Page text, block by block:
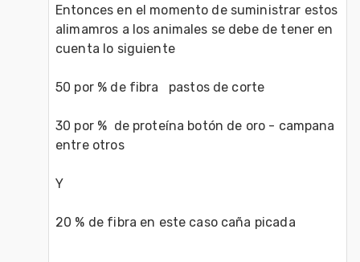
Entonces en el momento de suministrar estos
alimamros a los animales se debe de tener en
cuenta lo siguiente
50 por % de fibra   pastos de corte
30 por %  de proteína botón de oro - campana
entre otros
Y
20 % de fibra en este caso caña picada